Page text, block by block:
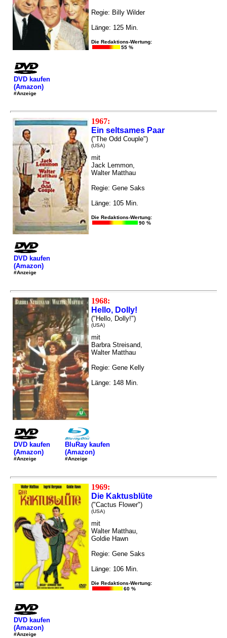
Regie: Billy Wilder
Länge: 125 Min.
Die Redaktions-Wertung:
55 %
DVD kaufen
(Amazon)
#Anzeige
1967:
Ein seltsames Paar
("The Odd Couple")
(USA)
mit
Jack Lemmon,
Walter Matthau
Regie: Gene Saks
Länge: 105 Min.
Die Redaktions-Wertung:
90 %
DVD kaufen
(Amazon)
#Anzeige
1968:
Hello, Dolly!
("Hello, Dolly!")
(USA)
mit
Barbra Streisand,
Walter Matthau
Regie: Gene Kelly
Länge: 148 Min.
DVD kaufen
(Amazon)
#Anzeige
BluRay kaufen
(Amazon)
#Anzeige
1969:
Die Kaktusblüte
("Cactus Flower")
(USA)
mit
Walter Matthau,
Goldie Hawn
Regie: Gene Saks
Länge: 106 Min.
Die Redaktions-Wertung:
60 %
DVD kaufen
(Amazon)
#Anzeige